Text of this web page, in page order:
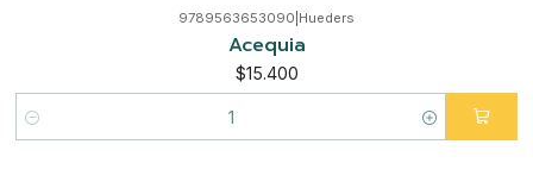
9789563653090 Hueders
Acequia
$15.400
Cantidad